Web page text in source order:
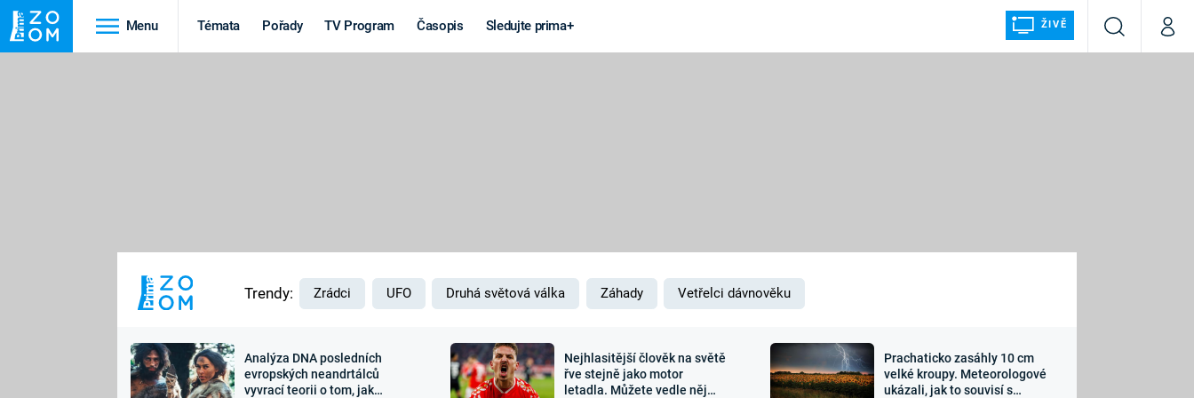
Menu Témata Pořady TV Program Časopis Sledujte prima+ ŽIVĚ
VyhledáváníMůj
MARS
Výročí
Záhady a
Zajímavosti Sledujte nás
Trendy: Zrádci UFO Druhá světová válka Záhady Vetřelci dávnověku
Analýza DNA posledních
evropských neandrtálců
vyvrací teorii o tom, jak
Nejhlasitější člověk na světě
řve stejně jako motor
letadla. Můžete vedle něj
Prachaticko zasáhly 10 cm
velké kroupy. Meteorologové
ukázali, jak to souvisí s